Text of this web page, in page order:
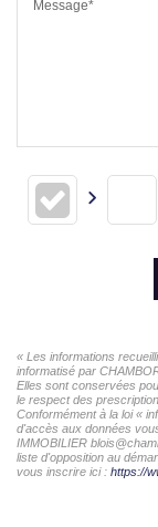
Message*
« Les informations
informatisé par
Elles sont conservées
le respect des
Conformément à la loi «
d'accès aux données
IMMOBILIER
liste d'opposition au
vous inscrire ici : https://